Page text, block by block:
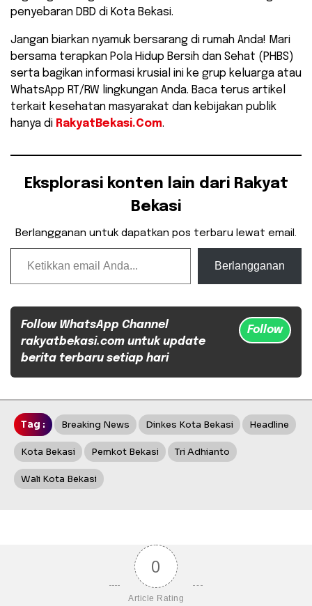
penyebaran DBD di Kota Bekasi.
​Jangan biarkan nyamuk bersarang di rumah Anda! Mari
bersama terapkan Pola Hidup Bersih dan Sehat (PHBS)
serta bagikan informasi krusial ini ke grup keluarga atau
WhatsApp RT/RW lingkungan Anda. Baca terus artikel
terkait kesehatan masyarakat dan kebijakan publik
hanya di RakyatBekasi.Com.
Eksplorasi konten lain dari Rakyat
Bekasi
Berlangganan untuk dapatkan pos terbaru lewat email.
Ketikkan email Anda...
Berlangganan
Follow WhatsApp Channel
rakyatbekasi.com untuk update
berita terbaru setiap hari
Follow
Tag : Breaking News Dinkes Kota Bekasi Headline
Kota Bekasi Pemkot Bekasi Tri Adhianto
Wali Kota Bekasi
0
Article Rating